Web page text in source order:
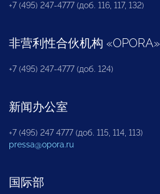
+7 (495) 247-4777 (доб. 116, 117, 132)
非营利性合伙机构 «OPORA»
+7 (495) 247-4777 (доб. 124)
新闻办公室
+7 (495) 247 4777 (доб. 115, 114, 113)
pressa@opora.ru
国际部